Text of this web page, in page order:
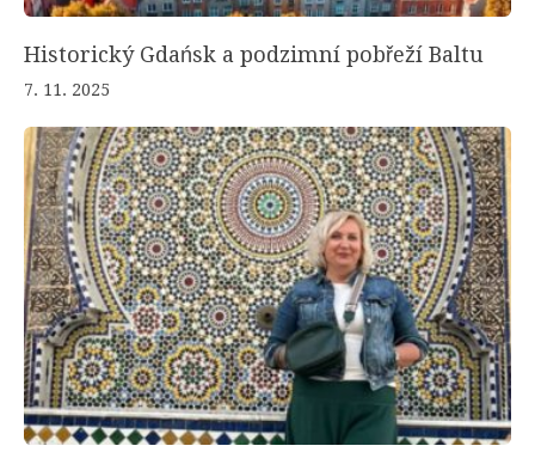
Historický Gdańsk a podzimní pobřeží Baltu
7. 11. 2025